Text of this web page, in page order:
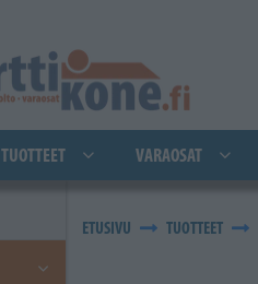
TUOTTEET VARAOSAT
ETUSIVU TUOTTEET